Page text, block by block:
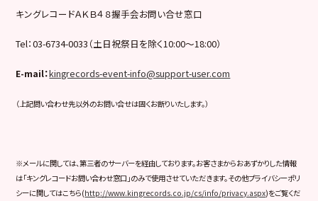
キングレコードＡＫＢ４８握手会お問い合せ窓口
Tel：03-6734-0033（土日祝祭日を除く10:00〜18:00）
E-mail：kingrecords-event-info@support-user.com
（上記問い合わせ先以外のお問い合せは固くお断りいたします。）
※メールに関しては、第三者のサーバーを経由しております。お客さまからおあずかりした情報
は「キングレコードお問い合わせ窓口」のみで使用させていただきます。その他プライバシーポリ
シーに関してはこちら(http://www.kingrecords.co.jp/cs/info/privacy.aspx)をご覧くだ